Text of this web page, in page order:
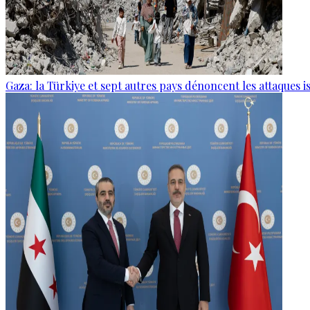
Gaza: la Türkiye et sept autres pays dénoncent les attaques